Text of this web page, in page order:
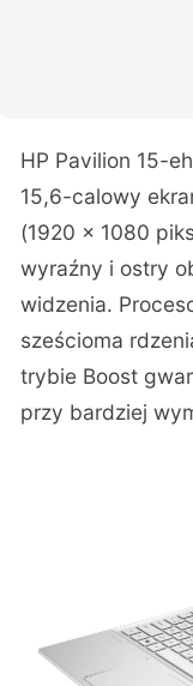
HP Pavilion 15-
15,6-calowy
(1920 × 1080
wyraźny i ostry
widzenia.
sześcioma
trybie Boost
przy bardziej